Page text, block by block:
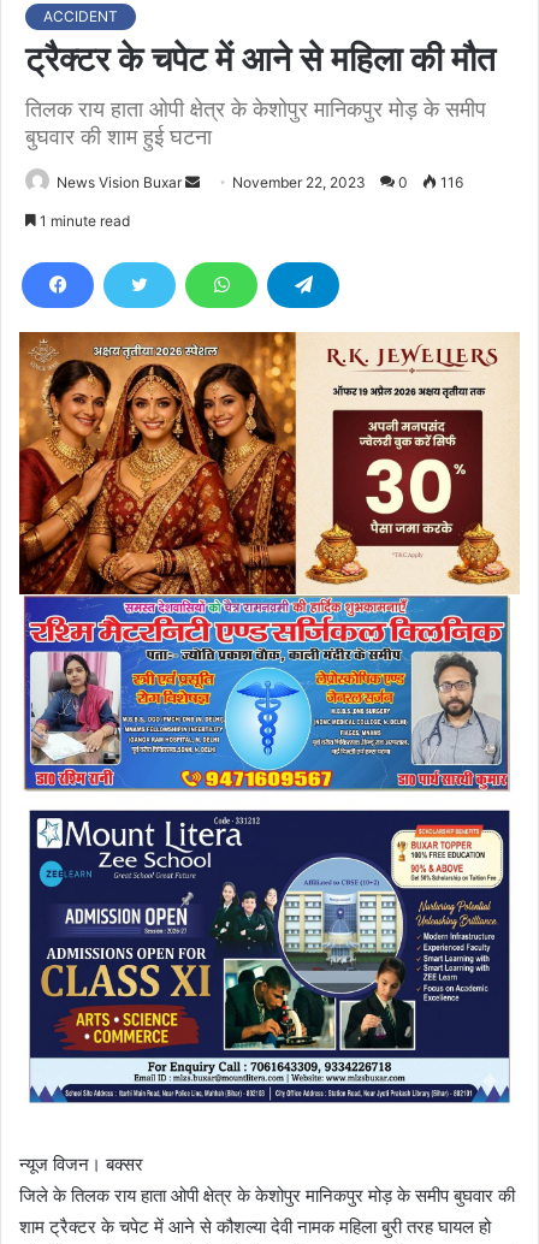
ACCIDENT
ट्रैक्टर के चपेट में आने से महिला की मौत
तिलक राय हाता ओपी क्षेत्र के केशोपुर मानिकपुर मोड़ के समीप
बुघवार की शाम हुई घटना
News Vision Buxar
d
e
m
a
i
l
November 22, 2023 0 116
1 minute read
न्यूज विजन। बक्सर
जिले के तिलक राय हाता ओपी क्षेत्र के केशोपुर मानिकपुर मोड़ के समीप बुघवार की
शाम ट्रैक्टर के चपेट में आने से कौशल्या देवी नामक महिला बुरी तरह घायल हो